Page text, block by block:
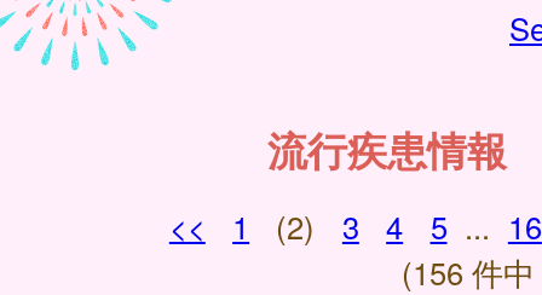
流行疾患情報
<< 1 (2) 3 4 5 ... 16
(156 件